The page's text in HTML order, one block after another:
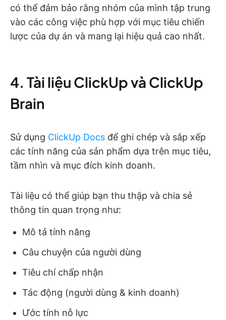
có thể đảm bảo rằng nhóm của mình tập trung
vào các công việc phù hợp với mục tiêu chiến
lược của dự án và mang lại hiệu quả cao nhất.
4. Tài liệu ClickUp và ClickUp
Brain
Sử dụng ClickUp Docs để ghi chép và sắp xếp
các tính năng của sản phẩm dựa trên mục tiêu,
tầm nhìn và mục đích kinh doanh.
Tài liệu có thể giúp bạn thu thập và chia sẻ
thông tin quan trọng như:
Mô tả tính năng
Câu chuyện của người dùng
Tiêu chí chấp nhận
Tác động (người dùng & kinh doanh)
Ước tính nỗ lực